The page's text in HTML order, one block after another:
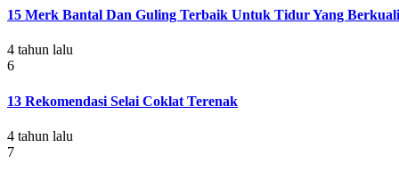
15 Merk Bantal Dan Guling Terbaik Untuk Tidur Yang
4 tahun lalu
6
13 Rekomendasi Selai Coklat Terenak
4 tahun lalu
7